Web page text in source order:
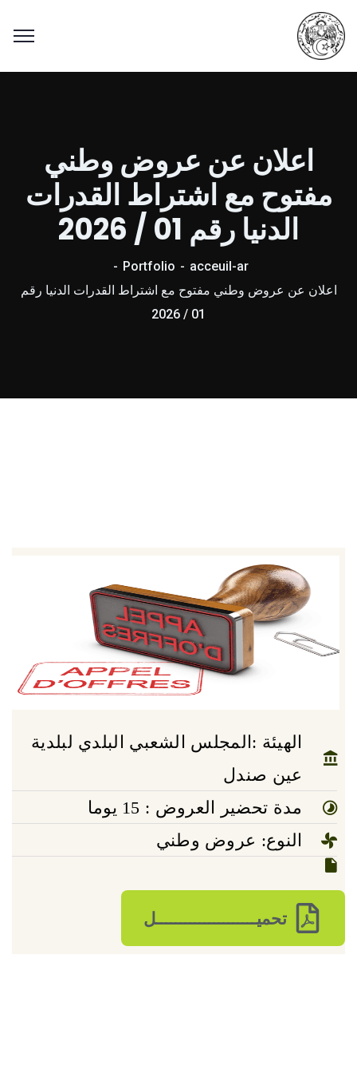
اعلان عن عروض وطني
مفتوح مع اشتراط القدرات
الدنيا رقم 01 / 2026
acceuil-ar
Portfolio
اعلان عن عروض وطني مفتوح مع اشتراط القدرات الدنيا رقم
01 / 2026
الهيئة :المجلس الشعبي البلدي لبلدية
عين صندل
مدة تحضير العروض : 15 يوما
النوع: عروض وطني
تحميـــــــــــــــــــــل